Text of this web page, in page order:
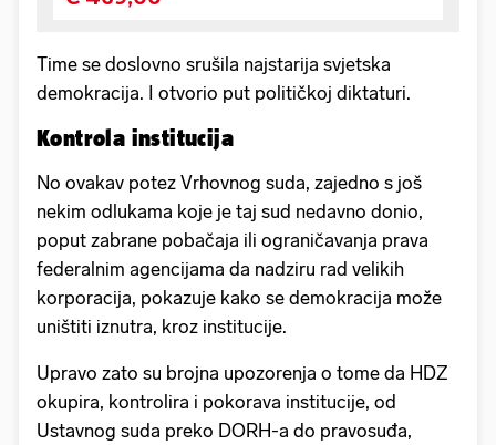
Time se doslovno srušila najstarija svjetska
demokracija. I otvorio put političkoj diktaturi.
Kontrola institucija
No ovakav potez Vrhovnog suda, zajedno s još
nekim odlukama koje je taj sud nedavno donio,
poput zabrane pobačaja ili ograničavanja prava
federalnim agencijama da nadziru rad velikih
korporacija, pokazuje kako se demokracija može
uništiti iznutra, kroz institucije.
Upravo zato su brojna upozorenja o tome da HDZ
okupira, kontrolira i pokorava institucije, od
Ustavnog suda preko DORH-a do pravosuđa,